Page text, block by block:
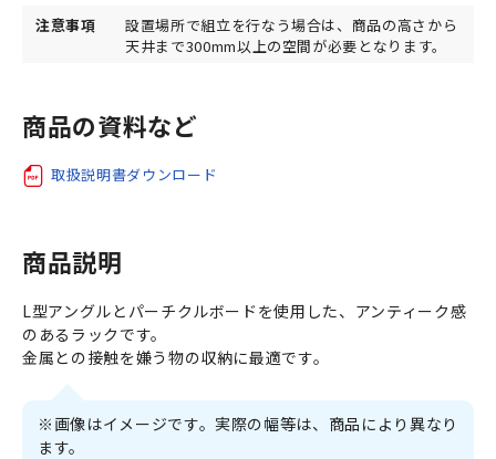
注意事項
設置場所で組立を行なう場合は、商品の高さから
天井まで300mm以上の空間が必要となります。
商品の資料など
取扱説明書ダウンロード
商品説明
L型アングルとパーチクルボードを使用した、アンティーク感
のあるラックです。
金属との接触を嫌う物の収納に最適です。
※画像はイメージです。実際の幅等は、商品により異なり
ます。